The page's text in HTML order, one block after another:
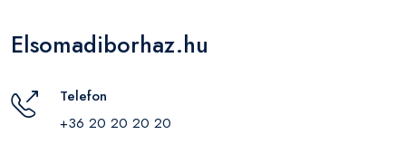
Elsomadiborhaz.hu
Telefon
+36 20 20 20 20